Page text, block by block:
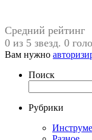
Средний рейтинг
0 из 5 звезд. 0
Вам нужно
Поиск
Рубрики